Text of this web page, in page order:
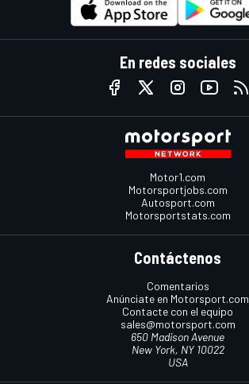
En redes sociales
Motor1.com
Motorsportjobs.com
Autosport.com
Motorsportstats.com
Contáctenos
Comentarios
Anúnciate en Motorsport.com
Contacte con el equipo
sales@motorsport.com
650 Madison Avenue
New York, NY 10022
USA